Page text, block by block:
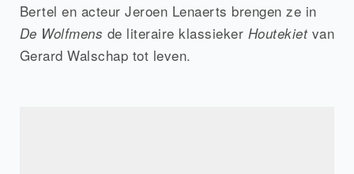
Bertel en acteur Jeroen Lenaerts brengen ze in
De Wolfmens de literaire klassieker Houtekietvan
Gerard Walschap tot leven.